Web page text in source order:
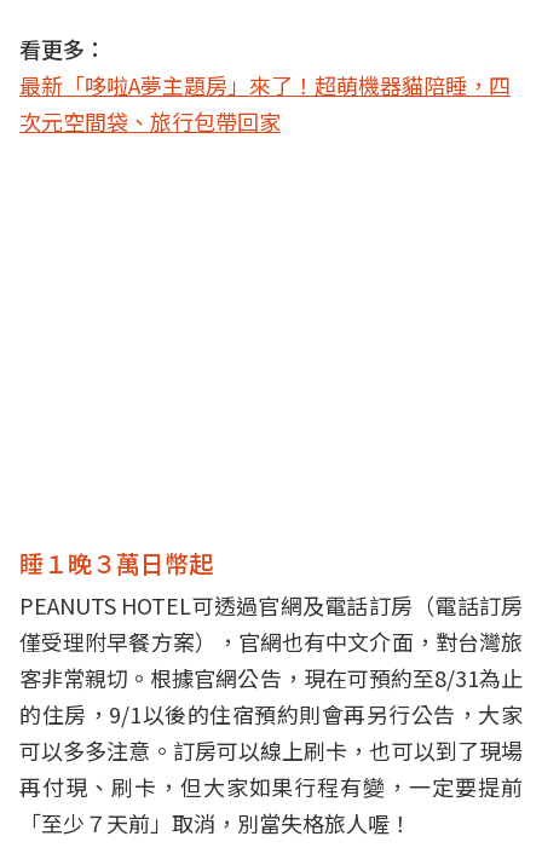
看更多：
最新「哆啦A夢主題房」來了！超萌機器貓陪睡，四
次元空間袋、旅行包帶回家
睡１晚３萬日幣起
PEANUTS HOTEL可透過官網及電話訂房（電話訂房
僅受理附早餐方案），官網也有中文介面，對台灣旅
客非常親切。根據官網公告，現在可預約至8/31為止
的住房，9/1以後的住宿預約則會再另行公告，大家
可以多多注意。訂房可以線上刷卡，也可以到了現場
再付現、刷卡，但大家如果行程有變，一定要提前
「至少７天前」取消，別當失格旅人喔！